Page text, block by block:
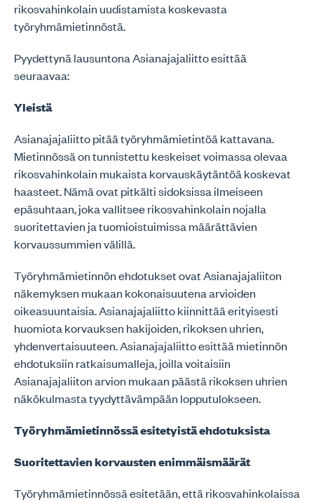
rikosvahinkolain uudistamista koskevasta
työryhmämietinnöstä.
Pyydettynä lausuntona Asianajajaliitto esittää
seuraavaa:
Yleistä
Asianajajaliitto pitää työryhmämietintöä kattavana.
Mietinnössä on tunnistettu keskeiset voimassa olevaa
rikosvahinkolain mukaista korvauskäytäntöä koskevat
haasteet. Nämä ovat pitkälti sidoksissa ilmeiseen
epäsuhtaan, joka vallitsee rikosvahinkolain nojalla
suoritettavien ja tuomioistuimissa määrättävien
korvaussummien välillä.
Työryhmämietinnön ehdotukset ovat Asianajajaliiton
näkemyksen mukaan kokonaisuutena arvioiden
oikeasuuntaisia. Asianajajaliitto kiinnittää erityisesti
huomiota korvauksen hakijoiden, rikoksen uhrien,
yhdenvertaisuuteen. Asianajajaliitto esittää mietinnön
ehdotuksiin ratkaisumalleja, joilla voitaisiin
Asianajajaliiton arvion mukaan päästä rikoksen uhrien
näkökulmasta tyydyttävämpään lopputulokseen.
Työryhmämietinnössä esitetyistä ehdotuksista
Suoritettavien korvausten enimmäismäärät
Työryhmämietinnössä esitetään, että rikosvahinkolaissa